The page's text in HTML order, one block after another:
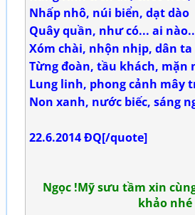
Nhấp nhô, núi biển, dạt dào
Quây quần, như có... ai
Xóm chài, nhộn nhịp, dân ta
Từng đoàn, tầu khách, mặn
Lung linh, phong cảnh mây
Non xanh, nước biếc, sáng
22.6.2014 ĐQ[/quote]
Ngọc !Mỹ sưu tầm xin
khảo nhé